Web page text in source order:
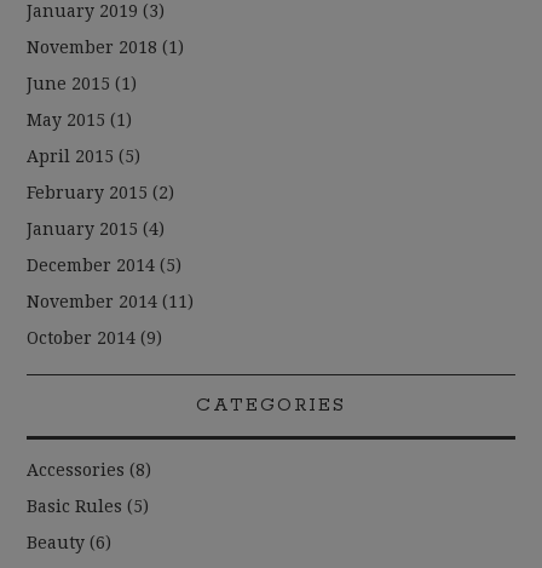
January 2019 (3)
November 2018 (1)
June 2015 (1)
May 2015 (1)
April 2015 (5)
February 2015 (2)
January 2015 (4)
December 2014 (5)
November 2014 (11)
October 2014 (9)
CATEGORIES
Accessories (8)
Basic Rules (5)
Beauty (6)